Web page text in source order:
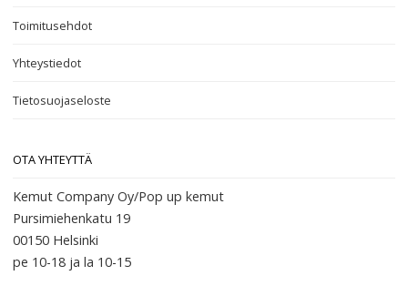
Toimitusehdot
Yhteystiedot
Tietosuojaseloste
OTA YHTEYTTÄ
Kemut Company Oy/Pop up kemut
Pursimiehenkatu 19
00150 Helsinki
pe 10-18 ja la 10-15